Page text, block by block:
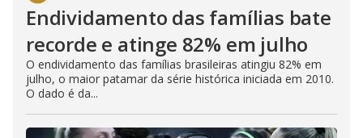
Endividamento das famílias bate
recorde e atinge 82% em julho
O endividamento das famílias brasileiras atingiu 82% em
julho, o maior patamar da série histórica iniciada em 2010.
O dado é da...